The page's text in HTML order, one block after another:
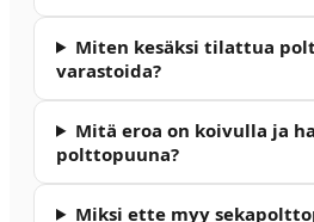
Miten kesäksi tilattua
varastoida?
Mitä eroa on koivulla ja
polttopuuna?
Miksi ette myy